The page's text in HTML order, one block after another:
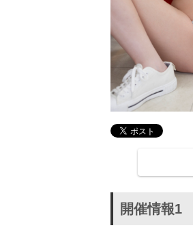
開催情報1